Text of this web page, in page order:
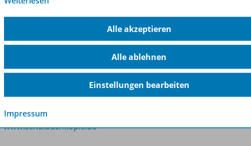
kopierten oder ausgeschnittenen Inhalte im Umfang von 15 %
Bereich auf dem Schulserver (z.B. Schul-Intranet) hochladen,
derselben Klasse oder derselben Projektgruppe darauf
der kopierten oder ausgeschnittenen Inhalte im frei
Weitergabe an fremde Dritte oder eine sonstige kommerzielle
von Teilen aus unseren digitalen Produkten sind Sie
Kontext mit einzufügen. Unterlassungen dieser
www.schulbuchkopie.de
Alle akzeptieren
Alle ablehnen
Einstellungen bearbeiten
Impressum